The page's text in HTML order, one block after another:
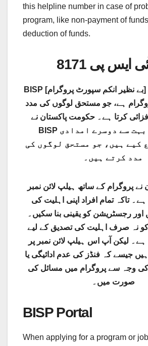
this helpline number in case of
program, like non-payment of
deduction of funds.
ایس پی 8171
BISP [بے نظیر انکم سپورٹ پروگرام] حکومت پاکستان
ہے، جو مستحق لوگوں کی مدد
کرتا ہے۔ حکومت پاکستان نے
BISP کے نام سے بہت سے دوسرے امدادی
کیے ہیں، جو مستحق لوگوں کی
مدد کرتے ہیں۔
پروگرام کے ساتھ ہیلپ لائن نمبر
تاکہ تمام افراد اپنی اہلیت کی
رجسٹریشن کو یقینی بنا سکیں۔
کو نہ صرف اہلیت کی تصدیق کے لیے
ہے۔ لیکن آپ اس ہیلپ لائن نمبر پر
جیسے کہ فنڈز کی عدم ادائیگی یا
کی وجہ سے پروگرام میں مسائل کی
صورت میں۔
BISP Portal
When applying for a program or